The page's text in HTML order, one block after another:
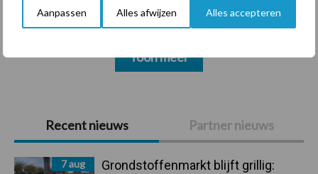
Aanpassen Alles afwijzen Alles accepteren
Primaire
Sidebar
Recent nieuws Partner nieuws
7 aug
Grondstoffenmarkt blijft grillig:
Toon meer